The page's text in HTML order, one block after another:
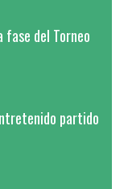
fase del Torneo
partido